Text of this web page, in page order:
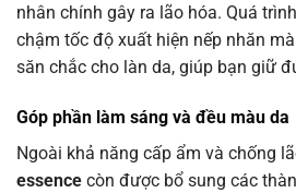
nhân chính gây ra lão hóa. Quá
chậm tốc độ xuất hiện nếp nhăn
săn chắc cho làn da, giúp bạn giữ
Góp phần làm sáng và đều màu da
Ngoài khả năng cấp ẩm và chống
essence còn được bổ sung các